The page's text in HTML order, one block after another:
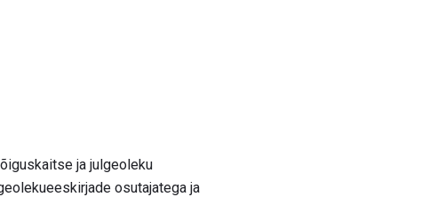
ja julgeoleku
osutajatega ja